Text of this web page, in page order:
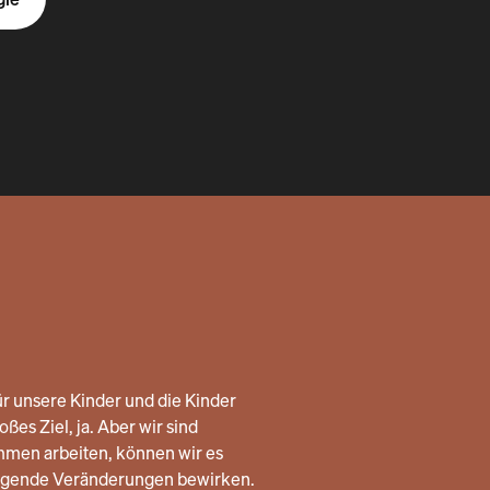
unsere Kinder und die Kinder
Ziel, ja. Aber wir sind
arbeiten, können wir es
Veränderungen bewirken.